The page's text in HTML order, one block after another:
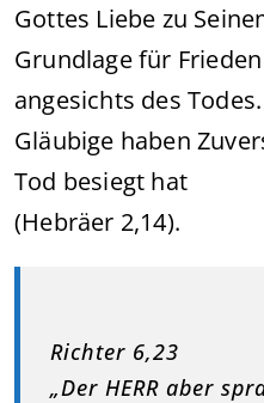
Gottes Liebe zu
Grundlage für
angesichts des Todes.
Gläubige haben
Tod besiegt hat
(Hebräer 2,14).
Richter 6,23
„Der HERR aber